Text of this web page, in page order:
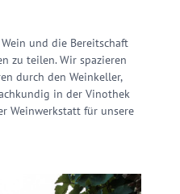
und die Bereitschaft
zu teilen. Wir spazieren
durch den Weinkeller,
in der Vinothek
Weinwerkstatt für unsere